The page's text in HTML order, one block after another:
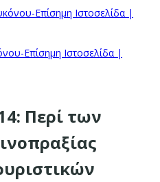
Επίσημη Ιστοσελίδα |
Περί των